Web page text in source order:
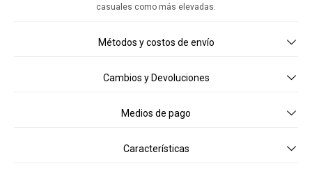
casuales como más elevadas.
Métodos y costos de envío
Cambios y Devoluciones
Medios de pago
Características